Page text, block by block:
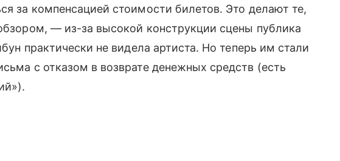
за компенсацией стоимости билетов. Это делают те,
— из-за высокой конструкции сцены публика
практически не видела артиста. Но теперь им стали
с отказом в возврате денежных средств (есть